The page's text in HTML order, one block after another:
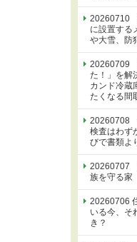
20260710
に設置する
や大雪、防
20260709
た！」を解
カンド冷蔵
たくなる間
20260708
検査はわず
びで書類よ
20260707
族を守る家
20260706
いる今、そ
き？